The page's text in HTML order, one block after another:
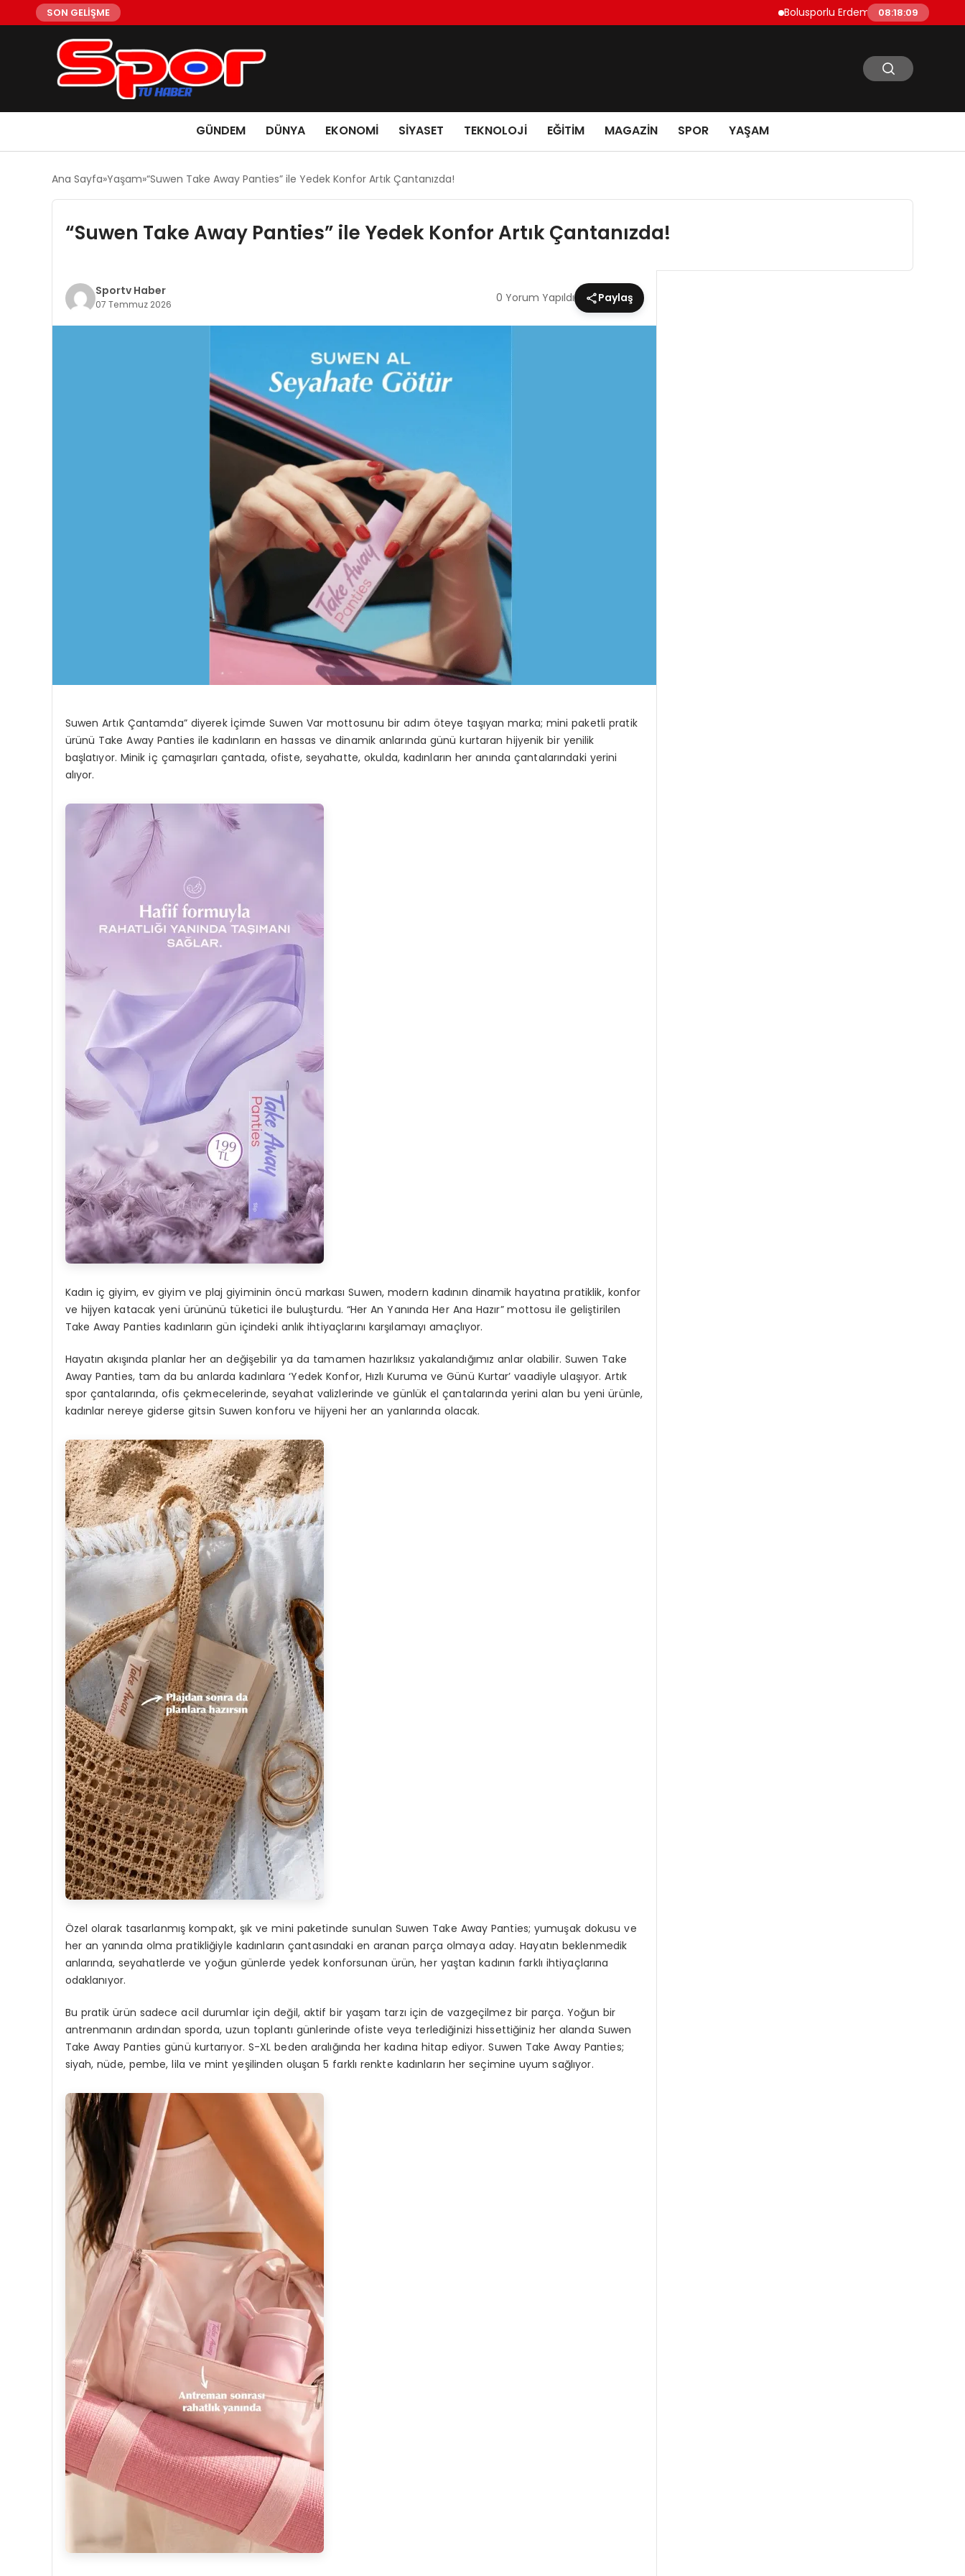
SON GELİŞME Bolusporlu Erdem Can Polat Sezon Açılışında
08:18:10
GÜNDEM DÜNYA EKONOMI SIYASET TEKNOLOJI EĞITIM MAGAZIN SPOR YAŞAM
Ana Sayfa Yaşam “Suwen Take Away Panties” ile Yedek Konfor Artık Çantanızda!
“Suwen Take Away Panties” ile Yedek Konfor Artık Çantanızda!
Sportv Haber
07 Temmuz 2026 0 Yorum Yapıldı Paylaş
Suwen Artık Çantamda” diyerek İçimde Suwen Var mottosunu bir adım öteye taşıyan marka; mini paketli pratik
ürünü Take Away Panties ile kadınların en hassas ve dinamik anlarında günü kurtaran hijyenik bir yenilik
başlatıyor. Minik iç çamaşırları çantada, ofiste, seyahatte, okulda, kadınların her anında çantalarındaki yerini
alıyor.
Kadın iç giyim, ev giyim ve plaj giyiminin öncü markası Suwen, modern kadının dinamik hayatına pratiklik, konfor
ve hijyen katacak yeni ürününü tüketici ile buluşturdu. “Her An Yanında Her Ana Hazır” mottosu ile geliştirilen
Take Away Panties kadınların gün içindeki anlık ihtiyaçlarını karşılamayı amaçlıyor.
Hayatın akışında planlar her an değişebilir ya da tamamen hazırlıksız yakalandığımız anlar olabilir. Suwen Take
Away Panties, tam da bu anlarda kadınlara ‘Yedek Konfor, Hızlı Kuruma ve Günü Kurtar’ vaadiyle ulaşıyor. Artık
spor çantalarında, ofis çekmecelerinde, seyahat valizlerinde ve günlük el çantalarında yerini alan bu yeni ürünle,
kadınlar nereye giderse gitsin Suwen konforu ve hijyeni her an yanlarında olacak.
Özel olarak tasarlanmış kompakt, şık ve mini paketinde sunulan Suwen Take Away Panties; yumuşak dokusu ve
her an yanında olma pratikliğiyle kadınların çantasındaki en aranan parça olmaya aday. Hayatın beklenmedik
anlarında, seyahatlerde ve yoğun günlerde yedek konforsunan ürün, her yaştan kadının farklı ihtiyaçlarına
odaklanıyor.
Bu pratik ürün sadece acil durumlar için değil, aktif bir yaşam tarzı için de vazgeçilmez bir parça. Yoğun bir
antrenmanın ardından sporda, uzun toplantı günlerinde ofiste veya terlediğinizi hissettiğiniz her alanda Suwen
Take Away Panties günü kurtarıyor. S-XL beden aralığında her kadına hitap ediyor. Suwen Take Away Panties;
siyah, nüde, pembe, lila ve mint yeşilinden oluşan 5 farklı renkte kadınların her seçimine uyum sağlıyor.